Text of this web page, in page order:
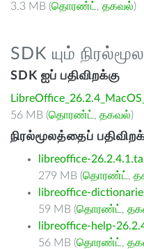
3.3 MB (தொரண்ட் , தகவல்)
SDK யும்
SDK ஐப் பதிவிறக்கு
56 MB (தொரண்ட் , தகவல்)
நிரல்மூலத்தைப்
libreoffice-
279 MB (தொரண்ட் ,
libreoffice-
59 MB (தொரண்ட் ,
libreoffice-help-
56 MB (தொரண்ட் ,